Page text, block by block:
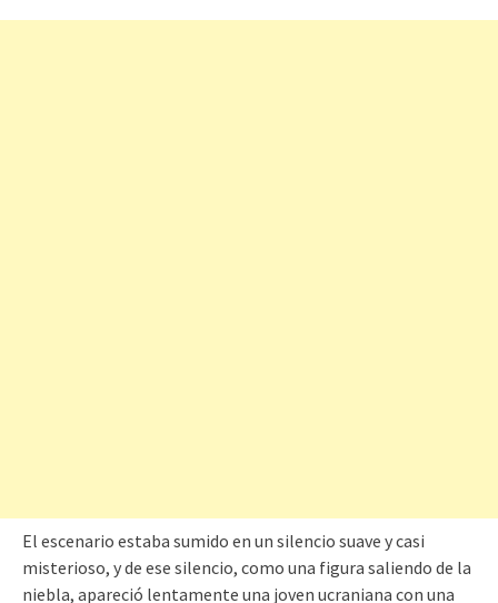
El escenario estaba sumido en un silencio suave y casi
misterioso, y de ese silencio, como una figura saliendo de la
niebla, apareció lentamente una joven ucraniana con una